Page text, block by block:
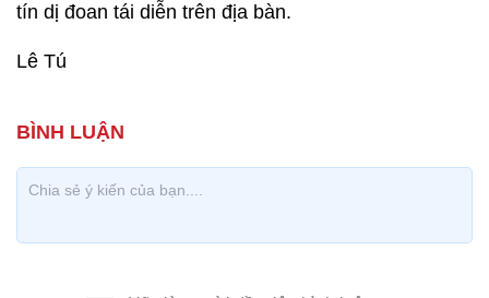
tín dị đoan tái diễn trên địa bàn.
Lê Tú